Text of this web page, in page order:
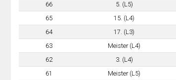
66
5. (L5)
65
15. (L4)
64
17. (L3)
63
Meister (L4)
62
3. (L4)
61
Meister (L5)